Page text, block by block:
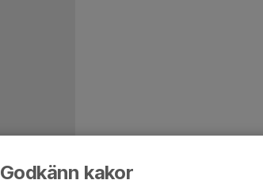
Godkänn kakor